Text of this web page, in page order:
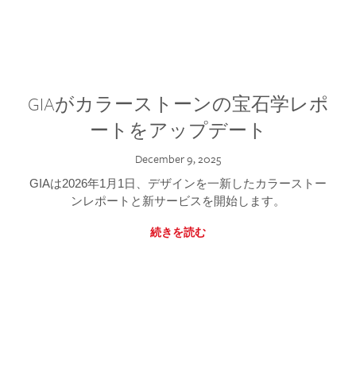
GIAがカラーストーンの宝石学レポ
ートをアップデート
December 9, 2025
GIAは2026年1月1日、デザインを一新したカラーストー
ンレポートと新サービスを開始します。
続きを読む